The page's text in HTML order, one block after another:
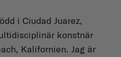
i Ciudad Juarez,
konstnär
Kalifornien. Jag är